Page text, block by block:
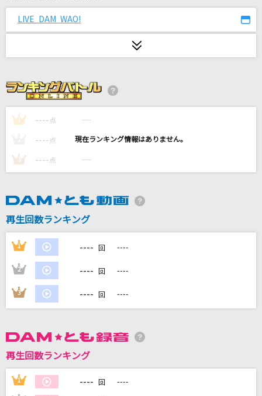
[生音]サウダージ
ユキトキ
サマーヌード
真心ブラザーズ(THE 真心ブラザーズ)
Mrs. GREEN APPLE
B'z
Jazz with Fizz
機関紳士
[生音]サクラループ
Chevon
レフティーモンスターP feat.GUMI
Making Love Out Of Nothing At All [渚の誓
い]
LIVE DAM WAO!
1 ---- 点 ----
---- 点 ----
3 ---- 点 ----
再生回数ランキング
1 ---- 回 ----
2 ---- 回 ----
3 ---- 回 ----
再生回数ランキング
1 ---- 回 ----